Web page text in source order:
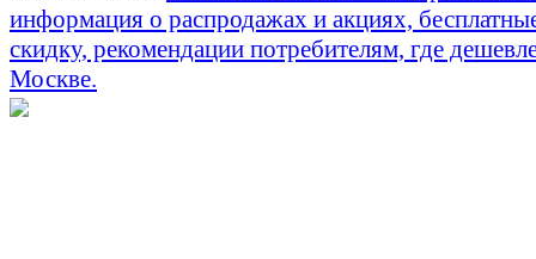
информация о распродажах и акциях,
скидку, рекомендации потребителям, где
Москве.